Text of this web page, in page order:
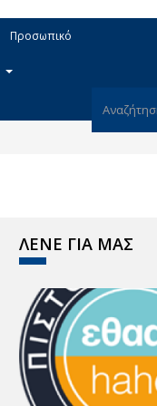
Προσωπικό
ΛΕΝΕ ΓΙΑ ΜΑΣ